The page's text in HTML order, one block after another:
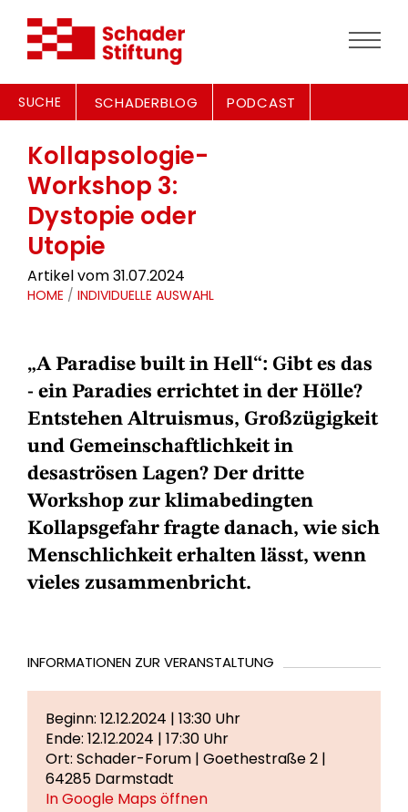
SUCHE SCHADERBLOG PODCAST
Kollapsologie-
Workshop 3:
Dystopie oder
Utopie
Artikel vom 31.07.2024
HOME / INDIVIDUELLE AUSWAHL
„A Paradise built in Hell“: Gibt es das
- ein Paradies errichtet in der Hölle?
Entstehen Altruismus, Großzügigkeit
und Gemeinschaftlichkeit in
desaströsen Lagen? Der dritte
Workshop zur klimabedingten
Kollapsgefahr fragte danach, wie sich
Menschlichkeit erhalten lässt, wenn
vieles zusammenbricht.
INFORMATIONEN ZUR VERANSTALTUNG
Beginn: 12.12.2024 | 13:30 Uhr
Ende: 12.12.2024 | 17:30 Uhr
Ort: Schader-Forum | Goethestraße 2 |
64285 Darmstadt
In Google Maps öffnen